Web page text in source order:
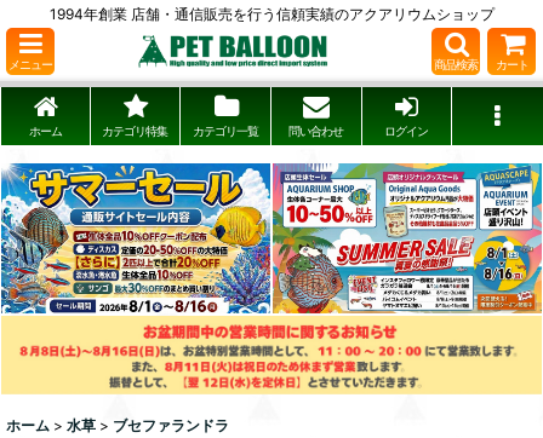
1994年創業 店舗・通信販売を行う信頼実績のアクアリウムショップ
メニュー 商品検索 カート
ホーム カテゴリ特集 カテゴリ一覧 問い合わせ ログイン
ホーム > 水草 > ブセファランドラ